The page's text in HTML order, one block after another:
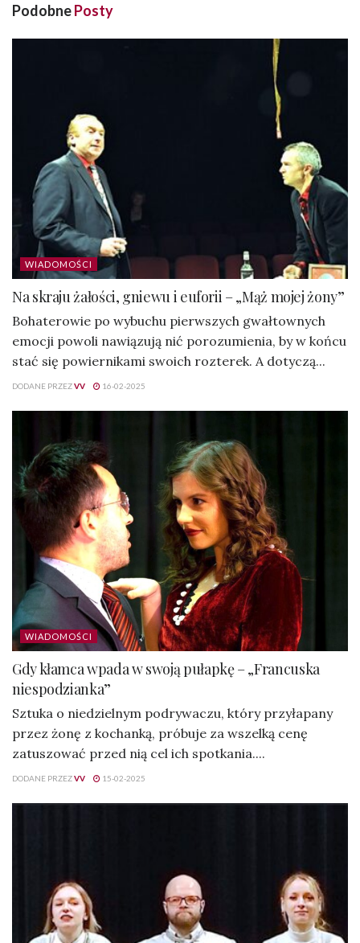
PodobnePosty
WIADOMOŚCI
Na skraju żałości, gniewu i euforii – „Mąż mojej żony”
Bohaterowie po wybuchu pierwszych gwałtownych
emocji powoli nawiązują nić porozumienia, by w końcu
stać się powiernikami swoich rozterek. A dotyczą...
DODANE PRZEZVV 16-02-2025
WIADOMOŚCI
Gdy kłamca wpada w swoją pułapkę – „Francuska
niespodzianka”
Sztuka o niedzielnym podrywaczu, który przyłapany
przez żonę z kochanką, próbuje za wszelką cenę
zatuszować przed nią cel ich spotkania....
DODANE PRZEZVV 15-02-2025